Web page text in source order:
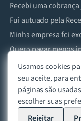
Recebi uma
Fui autuado pela
Minha empresa foi
Quero pagar menos
Preciso lidar com
2026Advocacia
Política de Privacidade
Usamos cookies
seu aceite, para
páginas são
escolher suas
Rejeitar